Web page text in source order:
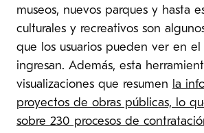
museos, nuevos parques y hasta
culturales y recreativos son
que los usuarios pueden ver en
ingresan. Además, esta
visualizaciones que resumen la
proyectos de obras públicas, lo
sobre 230 procesos de